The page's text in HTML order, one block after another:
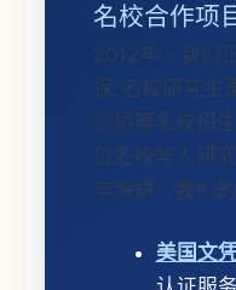
名校合作项
2012年，我们
保”名校研究生
剑桥等名校招
位名校华人研
年深耕，我们
美国文